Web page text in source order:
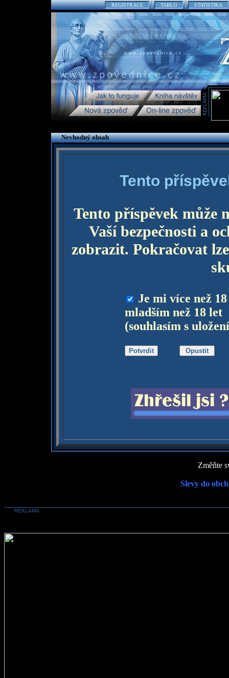
REGISTRACE TABLO STATISTIKA
Nevhodný obsah
Tento
Tento příspěvek může
Vaší bezpečnosti a
zobrazit. Pokračovat
Je mi více než
mladším než 18 let
(souhlasím s
Změňte
Slevy do
REKLAMA